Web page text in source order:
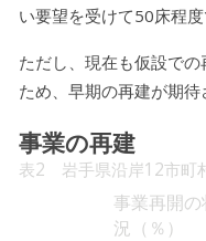
い要望を受けて50床程
ただし、現在も仮設で
ため、早期の再建が期待
事業の再建
表2 岩手県沿岸12市町
事業再開の
況（％）